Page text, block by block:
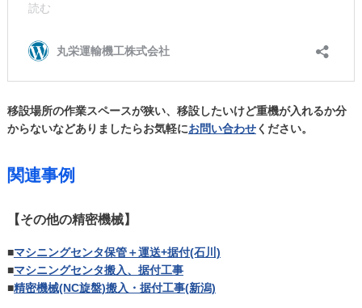
移設場所の作業スペースが狭い、移設したいけど重機が入れるか分
からないなどありましたらお気軽にお問い合わせください。
関連事例
【その他の精密機械】
■マシニングセンタ保管＋運送+据付(石川)
■マシニングセンタ搬入、据付工事
■精密機械(NC旋盤)搬入・据付工事(新潟)